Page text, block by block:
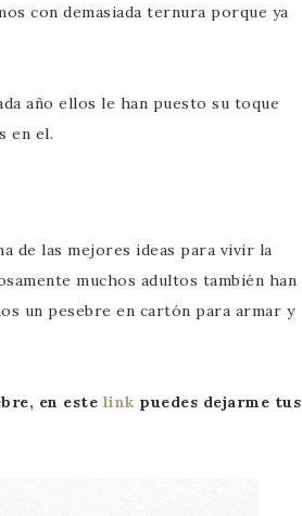
con demasiada ternura porque ya
año ellos le han puesto su toque
en el.
de las mejores ideas para vivir la
muchos adultos también han
un pesebre en cartón para armar y
en este link puedes dejarme tus